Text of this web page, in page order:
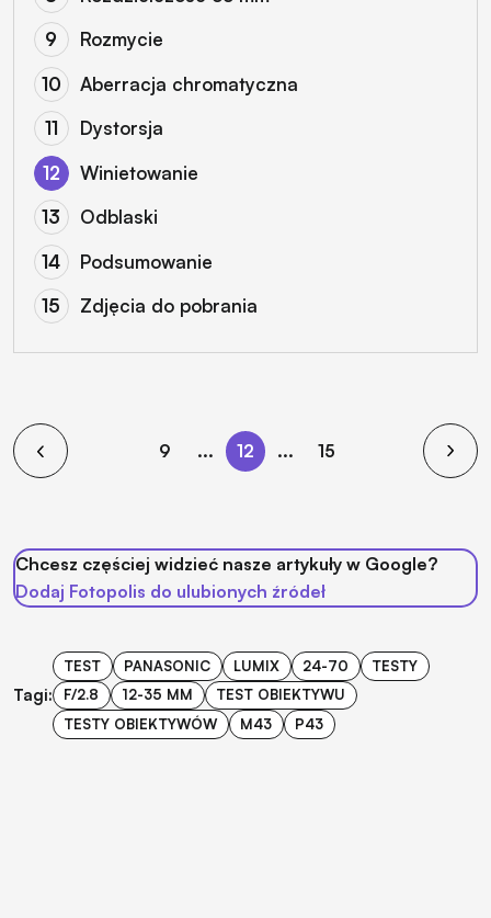
Rozmycie
Aberracja chromatyczna
Dystorsja
Winietowanie
Odblaski
Podsumowanie
Zdjęcia do pobrania
9 ... 12 ... 15
Chcesz częściej widzieć nasze artykuły w Google?
Dodaj Fotopolis do ulubionych źródeł
Tagi:
TEST PANASONIC LUMIX 24-70
TESTY
F/2.8
12-35 MM
TEST OBIEKTYWU
TESTY OBIEKTYWÓW
M43 P43